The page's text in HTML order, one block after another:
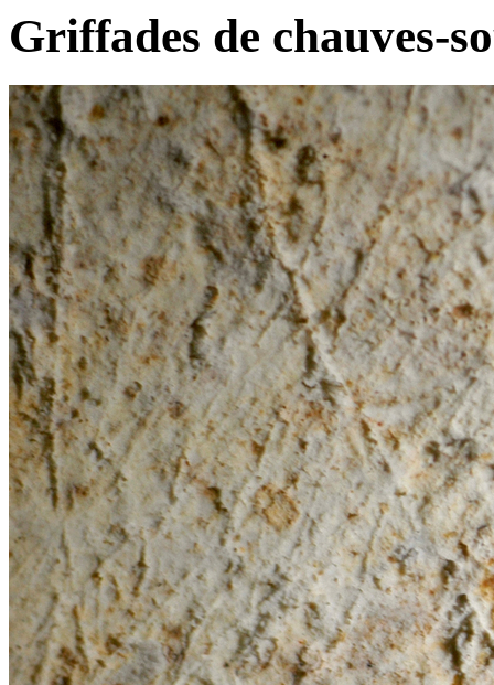
Griffades de chauves-